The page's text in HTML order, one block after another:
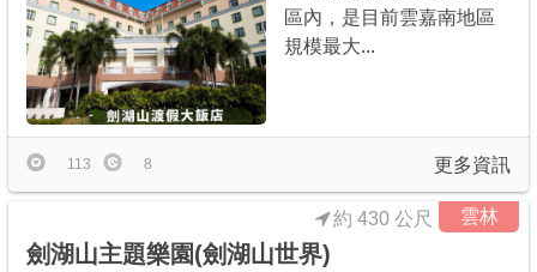
區內，是目前雲嘉南地區
規模最大...
更多資訊
113 8
雲林
劍湖山主題樂園(劍湖山世界)
約 430 公尺